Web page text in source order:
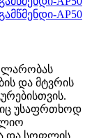
და მტვრის
უსაფრთხოდ
და სოფლის